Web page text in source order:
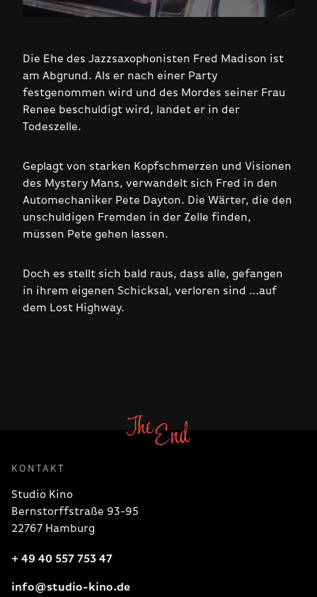
Die Ehe des Jazzsaxophonisten Fred Madison ist
am Abgrund. Als er nach einer Party
festgenommen wird und des Mordes seiner Frau
Renee beschuldigt wird, landet er in der
Todeszelle.
Geplagt von starken Kopfschmerzen und Visionen
des Mystery Mans, verwandelt sich Fred in den
Automechaniker Pete Dayton. Die Wärter, die den
unschuldigen Fremden in der Zelle finden,
müssen Pete gehen lassen.
Doch es stellt sich bald raus, dass alle, gefangen
in ihrem eigenen Schicksal, verloren sind …auf
dem Lost Highway.
KONTAKT
Studio Kino
Bernstorffstraße 93-95
22767 Hamburg
+ 49 40 557 753 47
info@studio-kino.de